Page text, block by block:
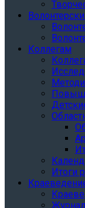
Коллегам
Итоги